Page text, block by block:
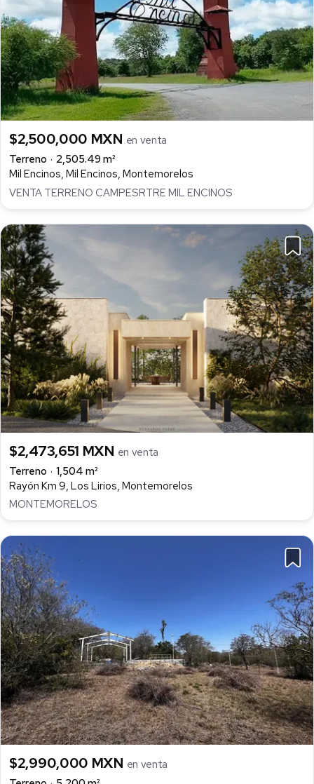
$2,500,000 MXN en venta
Terreno
2,505.49 m²
Mil Encinos, Mil Encinos, Montemorelos
VENTA TERRENO CAMPESRTRE MIL ENCINOS
$2,473,651 MXN en venta
Terreno
1,504 m²
Rayón Km 9, Los Lirios, Montemorelos
MONTEMORELOS
$2,990,000 MXN en venta